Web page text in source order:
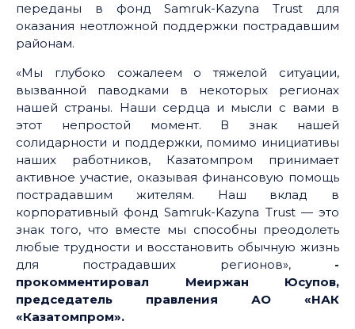
переданы в фонд Samruk-Kazyna Trust для
оказания неотложной поддержки пострадавшим
районам.
«Мы глубоко сожалеем о тяжелой ситуации,
вызванной паводками в некоторых регионах
нашей страны. Наши сердца и мысли с вами в
этот непростой момент. В знак нашей
солидарности и поддержки, помимо инициативы
наших работников, Казатомпром принимает
активное участие, оказывая финансовую помощь
пострадавшим жителям. Наш вклад в
корпоративный фонд Samruk-Kazyna Trust — это
знак того, что вместе мы способны преодолеть
любые трудности и восстановить обычную жизнь
для пострадавших регионов», -
прокомментировал Меиржан Юсупов,
председатель правления АО «НАК
«Казатомпром».